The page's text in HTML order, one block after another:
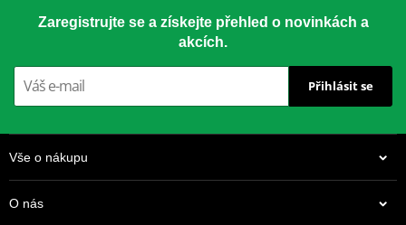
Zaregistrujte se a získejte přehled o novinkách a
akcích.
Přihlásit se
Vše o nákupu
O nás